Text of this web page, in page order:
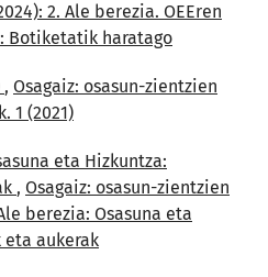
2. Ale berezia. OEEren
Botiketatik haratago
, Osagaiz: osasun-zientzien
1 (2021)
eta Hizkuntza:
, Osagaiz: osasun-zientzien
berezia: Osasuna eta
eta aukerak